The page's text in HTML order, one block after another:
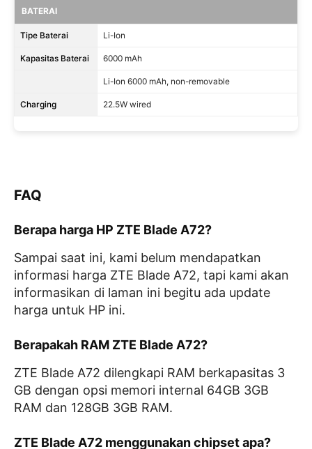
BATERAI
Tipe Baterai Li-Ion
Kapasitas Baterai 6000 mAh
Li-Ion 6000 mAh, non-removable
Charging 22.5W wired
FAQ
Berapa harga HP ZTE Blade A72?
Sampai saat ini, kami belum mendapatkan
informasi harga ZTE Blade A72, tapi kami akan
informasikan di laman ini begitu ada update
harga untuk HP ini.
Berapakah RAM ZTE Blade A72?
ZTE Blade A72 dilengkapi RAM berkapasitas 3
GB dengan opsi memori internal 64GB 3GB
RAM dan 128GB 3GB RAM.
ZTE Blade A72 menggunakan chipset apa?